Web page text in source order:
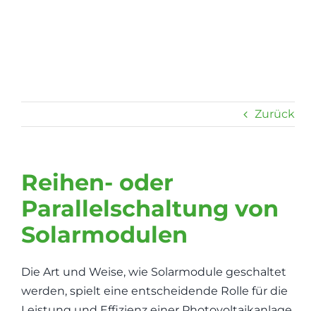
Zurück
Reihen- oder
Parallelschaltung von
Solarmodulen
Die Art und Weise, wie Solarmodule geschaltet
werden, spielt eine entscheidende Rolle für die